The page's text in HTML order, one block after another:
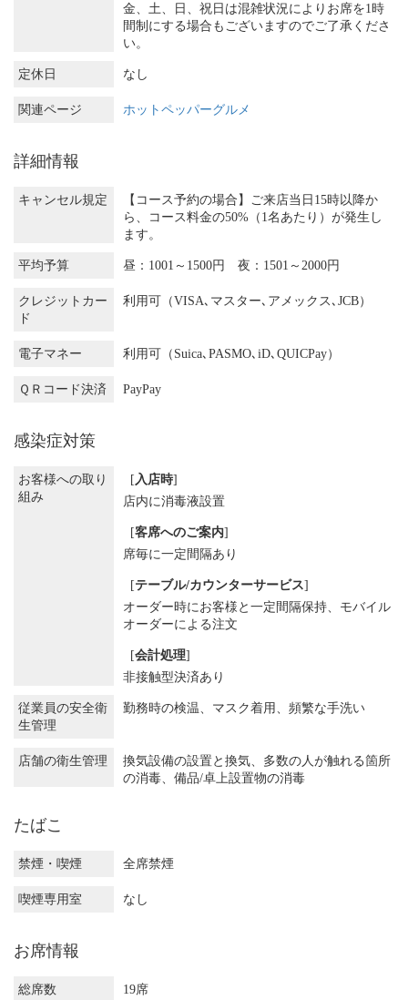
金、土、日、祝日は混雑状況によりお席を1時
間制にする場合もございますのでご了承くださ
い。
定休日 なし
関連ページ ホットペッパーグルメ
詳細情報
キャンセル規定
【コース予約の場合】ご来店当日15時以降か
ら、コース料金の50%（1名あたり）が発生し
ます。
平均予算 昼：1001～1500円 夜：1501～2000円
クレジットカー
ド
利用可（VISA､マスター､アメックス､JCB）
電子マネー 利用可（Suica､PASMO､iD､QUICPay）
ＱＲコード決済 PayPay
感染症対策
お客様への取り
組み
[入店時]
店内に消毒液設置
[客席へのご案内]
席毎に一定間隔あり
[テーブル/カウンターサービス]
オーダー時にお客様と一定間隔保持
モバイル
オーダーによる注文
[会計処理]
非接触型決済あり
従業員の安全衛
生管理
勤務時の検温 マスク着用 頻繁な手洗い
店舗の衛生管理 換気設備の設置と換気
多数の人が触れる箇所
の消毒
備品/卓上設置物の消毒
たばこ
禁煙・喫煙 全席禁煙
喫煙専用室 なし
お席情報
総席数 19席